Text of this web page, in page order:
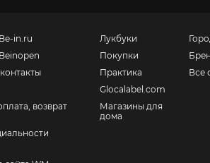
in.ru
возврат
Лукбуки
Покупки
Практика
Glocalabel.com
Магазины для
дома
Все